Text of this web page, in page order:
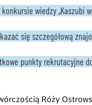
wiedzy „Kaszubi
się szczegółową
punkty rekrutacyjne
Róży